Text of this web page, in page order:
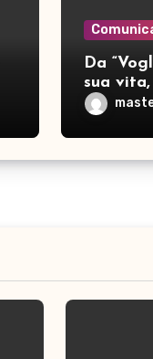
Da
sua
per